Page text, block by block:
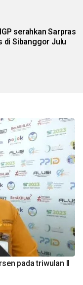
serahkan Sarpras
di Sibanggor Julu
pada triwulan II